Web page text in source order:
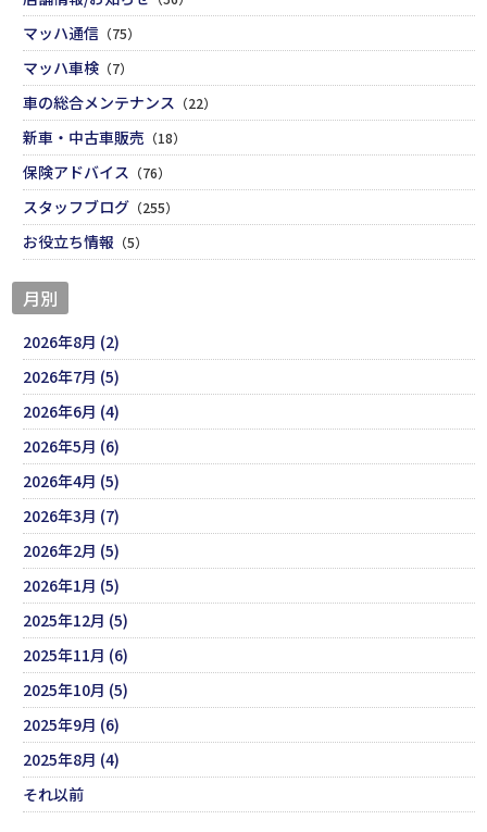
マッハ通信 （75）
マッハ車検 （7）
車の総合メンテナンス （22）
新車・中古車販売 （18）
保険アドバイス （76）
スタッフブログ （255）
お役立ち情報 （5）
月別
2026年8月 (2)
2026年7月 (5)
2026年6月 (4)
2026年5月 (6)
2026年4月 (5)
2026年3月 (7)
2026年2月 (5)
2026年1月 (5)
2025年12月 (5)
2025年11月 (6)
2025年10月 (5)
2025年9月 (6)
2025年8月 (4)
それ以前